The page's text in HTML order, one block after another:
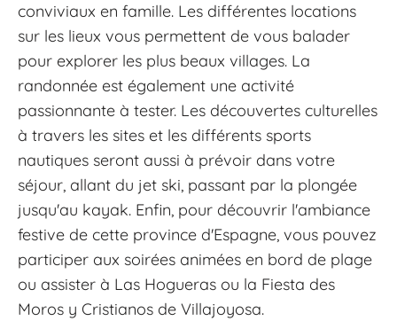
conviviaux en famille. Les différentes locations
sur les lieux vous permettent de vous balader
pour explorer les plus beaux villages. La
randonnée est également une activité
passionnante à tester. Les découvertes culturelles
à travers les sites et les différents sports
nautiques seront aussi à prévoir dans votre
séjour, allant du jet ski, passant par la plongée
jusqu'au kayak. Enfin, pour découvrir l'ambiance
festive de cette province d'Espagne, vous pouvez
participer aux soirées animées en bord de plage
ou assister à Las Hogueras ou la Fiesta des
Moros y Cristianos de Villajoyosa.